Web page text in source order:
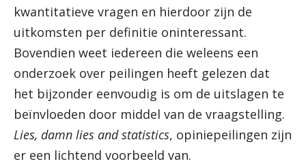
kwantitatieve vragen en hierdoor zijn de
uitkomsten per definitie oninteressant.
Bovendien weet iedereen die weleens een
onderzoek over peilingen heeft gelezen dat
het bijzonder eenvoudig is om de uitslagen te
beïnvloeden door middel van de vraagstelling.
Lies, damn lies and statistics, opiniepeilingen zijn
er een lichtend voorbeeld van.